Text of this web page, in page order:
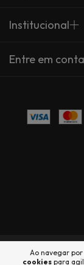
Ao navegar
cookies para
Institucional
Entre em
Copyright Arte